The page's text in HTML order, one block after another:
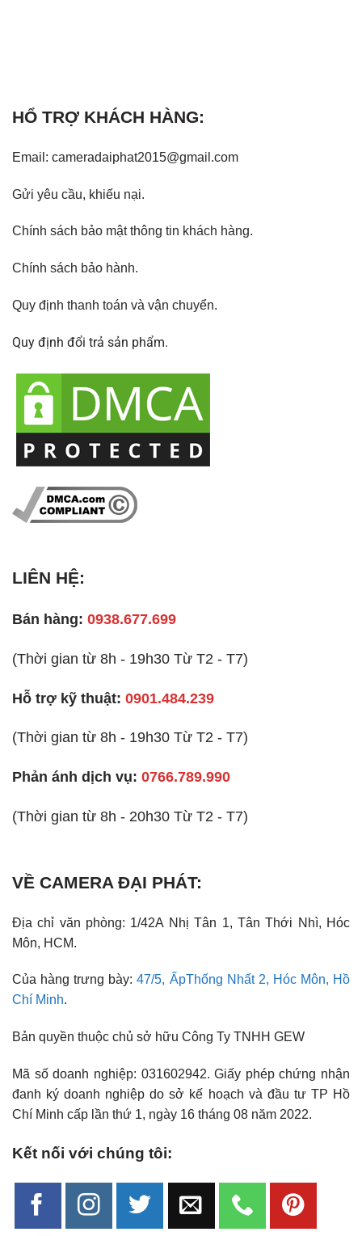
HỔ TRỢ KHÁCH HÀNG:
Email: cameradaiphat2015@gmail.com
Gửi yêu cầu, khiếu nại.
Chính sách bảo mật thông tin khách hàng.
Chính sách bảo hành.
Quy định thanh toán và vận chuyển.
Quy định đổi trả sản phẩm.
LIÊN HỆ:
Bán hàng: 0938.677.699
(Thời gian từ 8h - 19h30 Từ T2 - T7)
Hỗ trợ kỹ thuật: 0901.484.239
(Thời gian từ 8h - 19h30 Từ T2 - T7)
Phản ánh dịch vụ: 0766.789.990
(Thời gian từ 8h - 20h30 Từ T2 - T7)
VỀ CAMERA ĐẠI PHÁT:
Địa chỉ văn phòng: 1/42A Nhị Tân 1, Tân Thới Nhì, Hóc
Môn, HCM.
Của hàng trưng bày:47/5, ẤpThống Nhất 2, Hóc Môn, Hồ
Chí Minh.
Bản quyền thuộc chủ sở hữu Công Ty TNHH GEW
Mã số doanh nghiệp: 031602942. Giấy phép chứng nhận
đanh ký doanh nghiệp do sở kế hoạch và đầu tư TP Hồ
Chí Minh cấp lần thứ 1, ngày 16 tháng 08 năm 2022.
Kết nối với chúng tôi: